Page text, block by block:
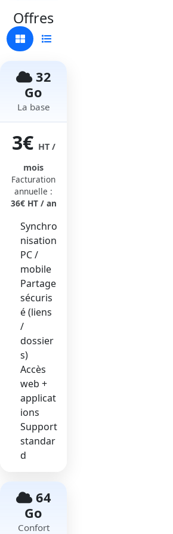
Offres
32
Go
La base
3€ HT /
mois
Facturation
annuelle :
36€ HT / an
Synchro
nisation
PC /
mobile
Partage
sécuris
é (liens
/
dossier
s)
Accès
web +
applicat
ions
Support
standar
d
64
Go
Confort